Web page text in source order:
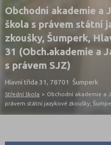
Obchodní akademie a
škola s právem státní
zkoušky, Šumperk,
31 (Obch.akademie a
s právem SJZ)
Hlavní třída 31, 78701 Šumperk
Střední škola > Obchodní akademie a
právem státní jazykové zkoušky,